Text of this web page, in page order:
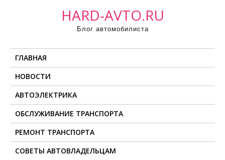
HARD-AVTO.RU
Блог автомобилиста
ГЛАВНАЯ
НОВОСТИ
АВТОЭЛЕКТРИКА
ОБСЛУЖИВАНИЕ ТРАНСПОРТА
РЕМОНТ ТРАНСПОРТА
СОВЕТЫ АВТОВЛАДЕЛЬЦАМ